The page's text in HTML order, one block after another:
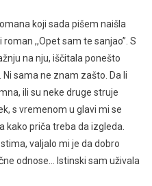
koji sada pišem naišla
,,Opet sam te sanjao”. S
na nju, iščitala ponešto
sama ne znam zašto. Da li
ili su neke druge struje
s vremenom u glavi mi se
kako priča treba da izgleda.
valjalo mi je da dobro
odnose… Istinski sam uživala